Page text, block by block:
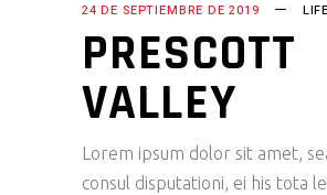
24 DE SEPTIEMBRE DE 2019
PRESCOTT
VALLEY
Lorem ipsum dolor sit amet,
consul disputationi, ei his tota